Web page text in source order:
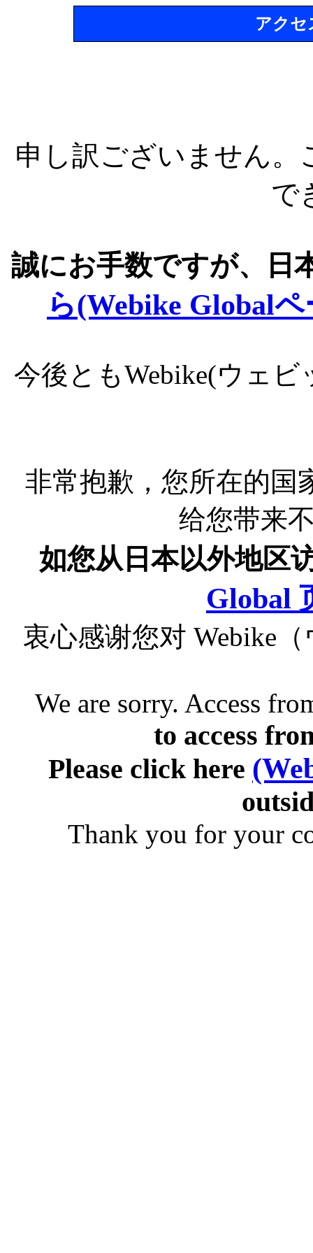
アクセ
申し訳ございません
で
誠にお手数ですが、日
ら(Webike Global
今後ともWebike(ウェ
非常抱歉，您所在的国
给您带来
如您从日本以外地区
Global
衷心感谢您对 Webike
We are sorry. Access
to access
Please click here
Thank you for your